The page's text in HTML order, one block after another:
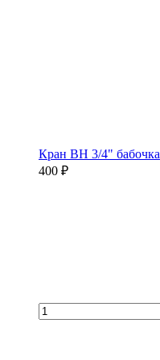
Кран ВН 3/4" бабочка
400 ₽